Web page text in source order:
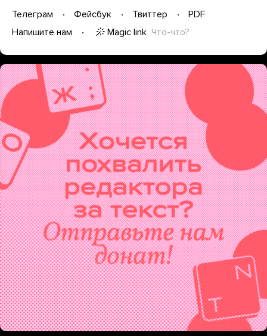
Телеграм Фейсбук Твиттер
PDF
Напишите нам
Magic link Что-что?